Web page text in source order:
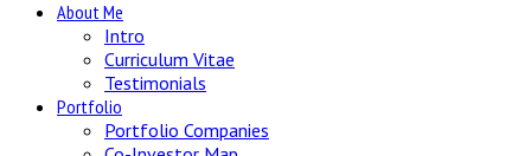
About Me
Intro
Curriculum Vitae
Testimonials
Portfolio
Portfolio Companies